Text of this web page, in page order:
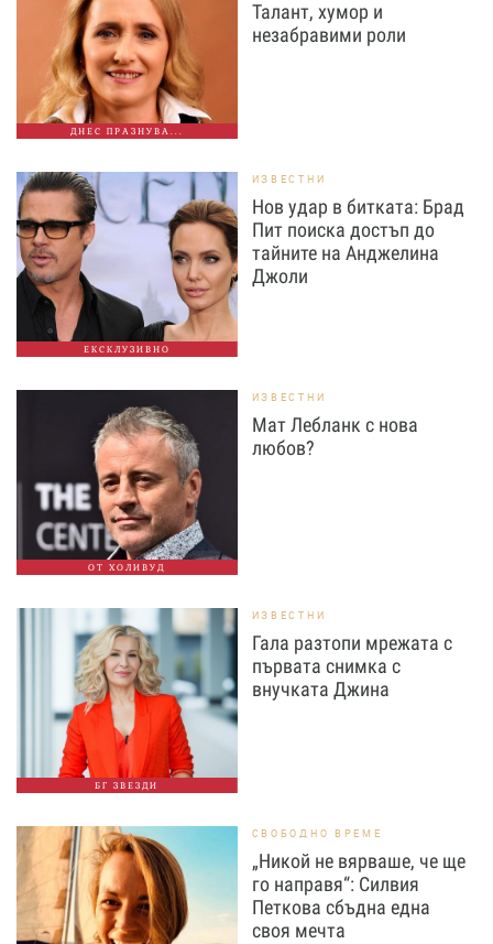
ДНЕС ПРАЗНУВА...
Талант, хумор и
незабравими роли
ЕКСКЛУЗИВНО
ИЗВЕСТНИ
Нов удар в битката: Брад
Пит поиска достъп до
тайните на Анджелина
Джоли
ОТ ХОЛИВУД
ИЗВЕСТНИ
Мат Лебланк с нова
любов?
БГ ЗВЕЗДИ
ИЗВЕСТНИ
Гала разтопи мрежата с
първата снимка с
внучката Джина
СВОБОДНО ВРЕМЕ
„Никой не вярваше, че ще
го направя“: Силвия
Петкова сбъдна една
своя мечта